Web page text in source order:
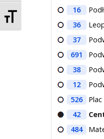
Zmień rozmiar
16
36
37
691
38
12
526
Plac
42
484